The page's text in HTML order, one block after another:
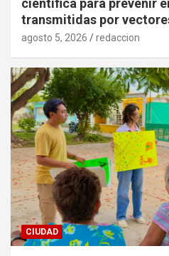
científica para prevenir
transmitidas por
agosto 5, 2026 redaccion
CIUDAD